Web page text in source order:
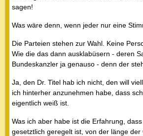
sagen!
Was wäre denn, wenn jeder nur eine
Die Parteien stehen zur Wahl. Keine
Wie die das dann ausklabüsern - deren
Bundeskanzler ja genauso - denn der
Ja, den Dr. Titel hab ich nicht, den will
ich hinterher anzunehmen habe, dass
eigentlich weiß ist.
Was ich aber habe ist die Erfahrung,
gesetztlich geregelt ist, von der länge der